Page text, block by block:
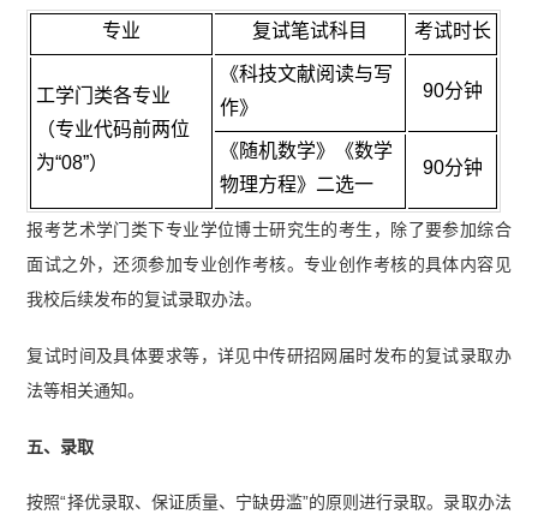
专业 复试笔试科目 考试时长
工学门类各专业
（专业代码前两位
为“08”）
《科技文献阅读与写
作》
90分钟
《随机数学》《数学
物理方程》二选一
90分钟
报考艺术学门类下专业学位博士研究生的考生，除了要参加综合
面试之外，还须参加专业创作考核。专业创作考核的具体内容见
我校后续发布的复试录取办法。
复试时间及具体要求等，详见中传研招网届时发布的复试录取办
法等相关通知。
五、录取
按照“择优录取、保证质量、宁缺毋滥”的原则进行录取。录取办法